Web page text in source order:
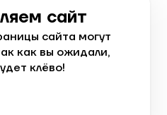
238 000
сайт
сайта могут
как вы ожидали,
клёво!